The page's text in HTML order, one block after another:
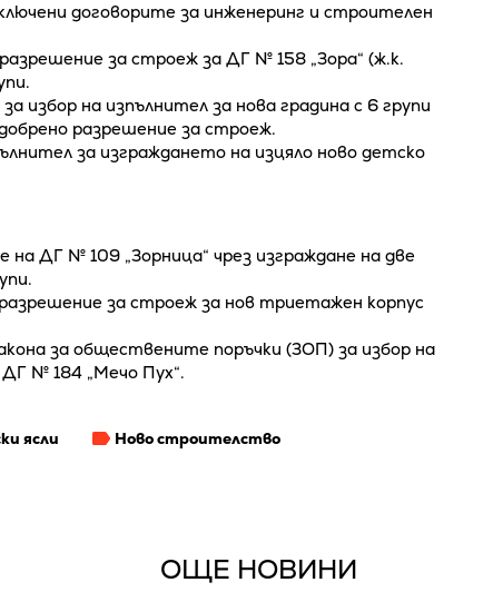
договорите за инженеринг и строителен
за строеж за ДГ № 158 „Зора“ (ж.к.
избор на изпълнител за нова градина с 6 групи
разрешение за строеж.
за изграждането на изцяло ново детско
на ДГ № 109 „Зорница“ чрез изграждане на две
за строеж за нов триетажен корпус
за обществените поръчки (ЗОП) за избор на
№ 184 „Мечо Пух“.
ясли Ново строителство
ОЩЕ НОВИНИ